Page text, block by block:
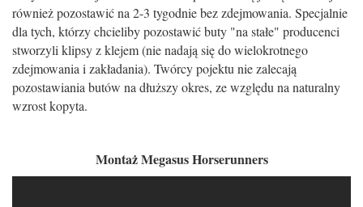
również pozostawić na 2-3 tygodnie bez zdejmowania. Specjalnie
dla tych, którzy chcieliby pozostawić buty "na stałe" producenci
stworzyli klipsy z klejem (nie nadają się do wielokrotnego
zdejmowania i zakładania). Twórcy pojektu nie zalecają
pozostawiania butów na dłuższy okres, ze względu na naturalny
wzrost kopyta.
Montaż Megasus Horserunners